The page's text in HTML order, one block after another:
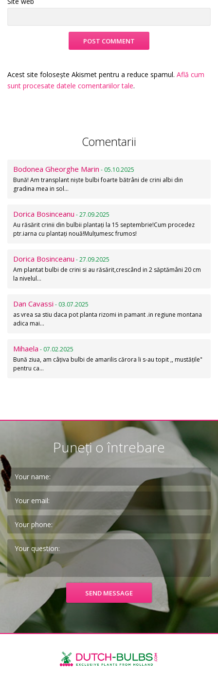
Acest site folosește Akismet pentru a reduce spamul. Află cum
sunt procesate datele comentariilor tale.
Comentarii
Bodonea Gheorghe Marin - 05.10.2025
Bună! Am transplant niște bulbi foarte bătrâni de crini albi din
gradina mea in sol…
Dorica Bosinceanu - 27.09.2025
Au răsărit crinii din bulbii plantați la 15 septembrie!Cum procedez
ptr.iarna cu plantați nouă!Mulțumesc frumos!
Dorica Bosinceanu - 27.09.2025
Am plantat bulbi de crini si au răsărit,crescând in 2 săptămâni 20 cm
la nivelul…
Dan Cavassi - 03.07.2025
as vrea sa stiu daca pot planta rizomi in pamant .in regiune montana
adica mai…
Mihaela - 07.02.2025
Bună ziua, am câțiva bulbi de amarilis cărora li s-au topit ,, mustățile"
pentru ca…
Puneți o întrebare